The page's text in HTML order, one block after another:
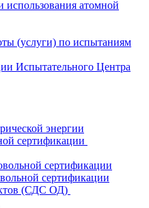
использования атомной
(услуги) по испытаниям
Испытательного Центра
энергии
сертификации
сертификации
сертификации
(СДС ОД)